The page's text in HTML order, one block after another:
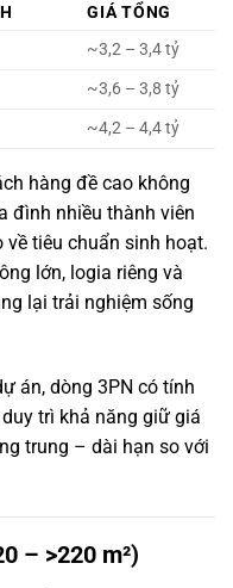
GIÁ TỔNG
~3,2 – 3,4 tỷ
~3,6 – 3,8 tỷ
~4,2 – 4,4 tỷ
hàng đề cao không
đình nhiều thành viên
tiêu chuẩn sinh hoạt.
lớn, logia riêng và
lại trải nghiệm sống
án, dòng 3PN có tính
trì khả năng giữ giá
trung – dài hạn so với
– >220 m²)